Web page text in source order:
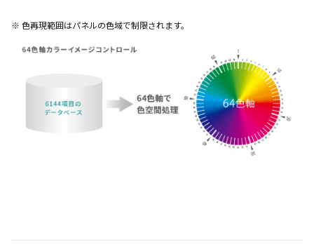
※ 色再現範囲はパネルの色域で制限されます。